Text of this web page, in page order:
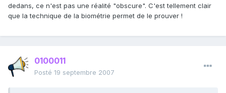
dedans, ce n'est pas une réalité "obscure". C'est tellement clair
que la technique de la biométrie permet de le prouver !
0100011
Posté 19 septembre 2007